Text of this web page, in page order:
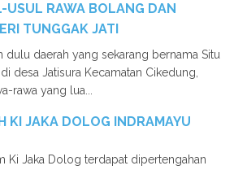
USUL RAWA BOLANG DAN
TUNGGAK JATI
dulu daerah yang sekarang bernama Situ
desa Jatisura Kecamatan Cikedung,
rawa yang lua...
KI JAKA DOLOG INDRAMAYU
Ki Jaka Dolog terdapat dipertengahan